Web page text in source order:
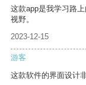
这款app是我学习路
视野。
2023-12-15
游客
这款软件的界面设计